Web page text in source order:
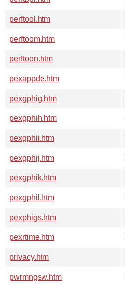
perftool.htm
perftoom.htm
perftoon.htm
pexappde.htm
pexgphig.htm
pexgphih.htm
pexgphii.htm
pexgphij.htm
pexgphik.htm
pexgphil.htm
pexphigs.htm
pexrtime.htm
privacy.htm
pwrmngsw.htm